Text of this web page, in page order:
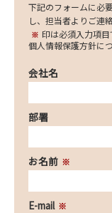
下記のフォームに必
し、担当者よりご連
※ 印は必須入力項目
個人情報保護方針につ
会社名
部署
お名前 ※
E-mail ※